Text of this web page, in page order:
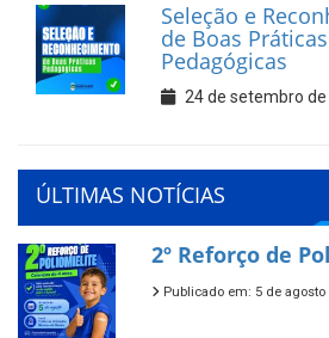
Seleção e
de Boas Práticas
Pedagógicas
24 de setembro de
ÚLTIMAS NOTÍCIAS
2º Reforço de
Publicado em: 5 de agosto